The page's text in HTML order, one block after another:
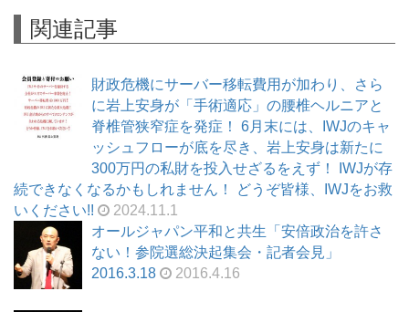
関連記事
財政危機にサーバー移転費用が加わり、さら
に岩上安身が「手術適応」の腰椎ヘルニアと
脊椎管狭窄症を発症！ 6月末には、IWJのキャ
ッシュフローが底を尽き、岩上安身は新たに
300万円の私財を投入せざるをえず！ IWJが存
続できなくなるかもしれません！ どうぞ皆様、IWJをお救
いください!!
2024.11.1
オールジャパン平和と共生「安倍政治を許さ
ない！参院選総決起集会・記者会見」
2016.3.18
2016.4.16